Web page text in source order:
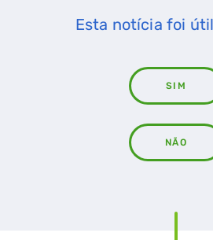
Esta notícia foi
SIM
NÃO